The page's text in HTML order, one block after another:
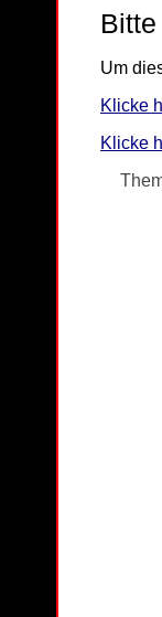
Um
Klicke
Klicke